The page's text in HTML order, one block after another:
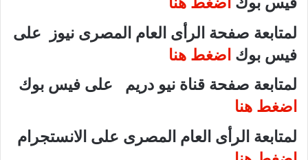
لمتابعة صفحة الرأى العام المصرى نيوز على
فيس بوك اضغط هنا
لمتابعة صفحة قناة نيو دريم على فيس بوك
اضغط هنا
لمتابعة الرأى العام المصرى على الانستجرام